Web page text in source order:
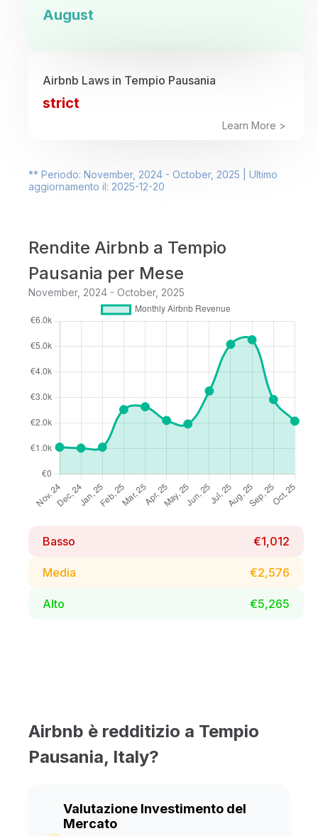
August
Airbnb Laws in Tempio Pausania
strict
Learn More >
** Periodo: November, 2024 - October, 2025 | Ultimo
aggiornamento il: 2025-12-20
Rendite Airbnb a Tempio
Pausania per Mese
November, 2024 - October, 2025
Basso €1,012
Media €2,576
Alto €5,265
Airbnb è redditizio a Tempio
Pausania, Italy?
Valutazione Investimento del
Mercato